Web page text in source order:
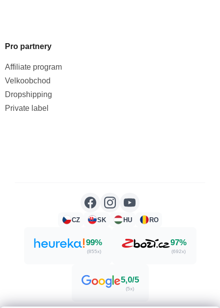
Pro partnery
Affiliate program
Velkoobchod
Dropshipping
Private label
CZ SK HU RO
99%
(855x)
97%
(692x)
5,0/5
(5x)